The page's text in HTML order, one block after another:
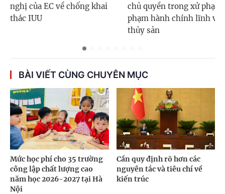
nghị của EC về chống khai
thác IUU
chủ quyền trong xử phạt
phạm hành chính lĩnh vực
thủy sản
BÀI VIẾT CÙNG CHUYÊN MỤC
Mức học phí cho 35 trường
công lập chất lượng cao
năm học 2026-2027 tại Hà
Nội
Cần quy định rõ hơn các
nguyên tắc và tiêu chí về
kiến trúc